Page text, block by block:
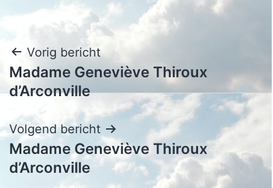
Bericht
navigatie
Vorig bericht
Madame Geneviève Thiroux
d’Arconville
Volgend bericht
Madame Geneviève Thiroux
d’Arconville